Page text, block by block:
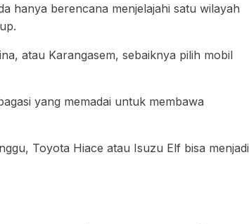
hanya berencana menjelajahi satu wilayah
atau Karangasem, sebaiknya pilih mobil
yang memadai untuk membawa
Toyota Hiace atau Isuzu Elf bisa menjadi